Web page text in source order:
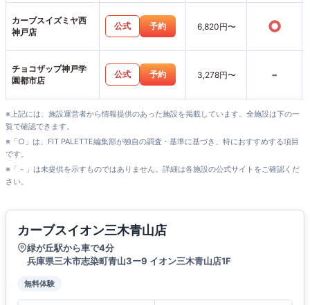
カーブスイズミヤ西
神戸店
公式 予約 6,820円〜 ○
チョコザップ神戸学
園都市店
公式 予約 3,278円〜 -
※上記には、施設運営者から情報提供のあった施設を掲載しています。全施設は下の一
覧で確認できます。
※「○」は、FIT PALETTE編集部が独自の調査・基準に基づき、特におすすめする項目
です。
※「－」は未提供を示すものではありません。詳細は各施設の公式サイトをご確認くだ
さい。
カーブスイオン三木青山店
緑が丘駅から車で4分
兵庫県三木市志染町青山3ー9 イオン三木青山店1F
無料体験